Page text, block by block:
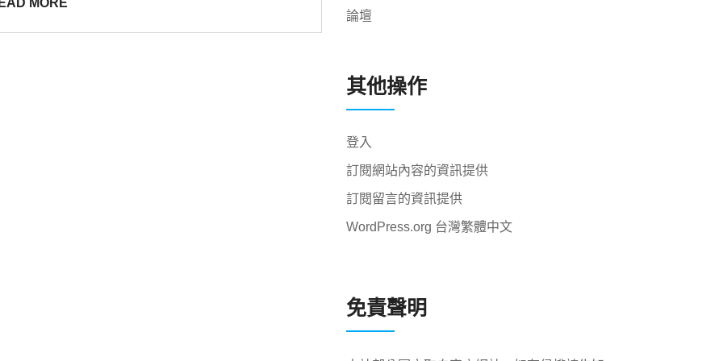
論壇
其他操作
登入
訂閱網站內容的資訊提供
訂閱留言的資訊提供
WordPress.org 台灣繁體中文
免責聲明